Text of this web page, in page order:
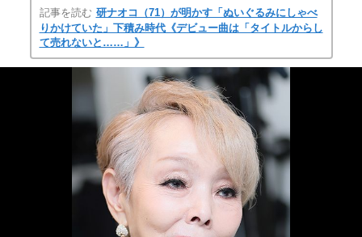
記事を読む 研ナオコ（71）が明かす「ぬいぐるみにしゃべ
りかけていた」下積み時代《デビュー曲は「タイトルからし
て売れないと……」》